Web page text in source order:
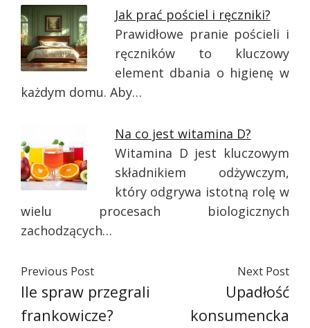
Jak prać pościel i ręczniki?
Prawidłowe pranie pościeli i
ręczników to kluczowy
element dbania o higienę w
każdym domu. Aby…
Na co jest witamina D?
Witamina D jest kluczowym
składnikiem odżywczym,
który odgrywa istotną rolę w
wielu procesach biologicznych
zachodzących…
Previous Post
Ile spraw przegrali
frankowicze?
Next Post
Upadłość
konsumencka